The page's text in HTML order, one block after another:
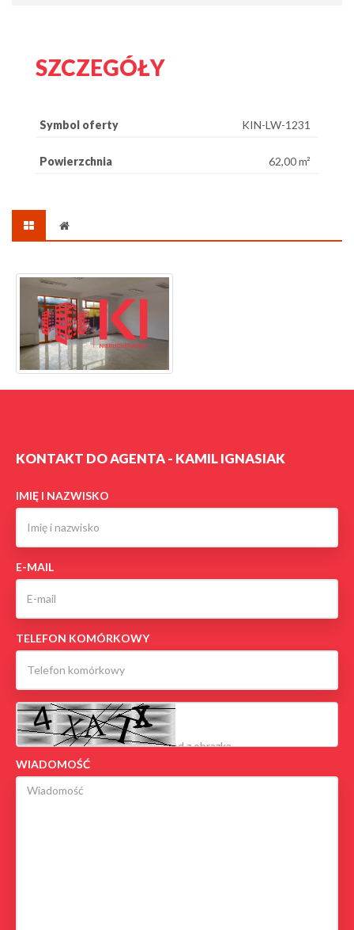
SZCZEGÓŁY
Symbol oferty KIN-LW-1231
Powierzchnia 62,00 m²
KONTAKT DO AGENTA - KAMIL IGNASIAK
IMIĘ I NAZWISKO
E-MAIL
TELEFON KOMÓRKOWY
WIADOMOŚĆ